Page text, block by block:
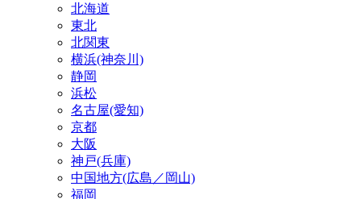
北海道
東北
北関東
横浜(神奈川)
静岡
浜松
名古屋(愛知)
京都
大阪
神戸(兵庫)
中国地方(広島／岡山)
福岡